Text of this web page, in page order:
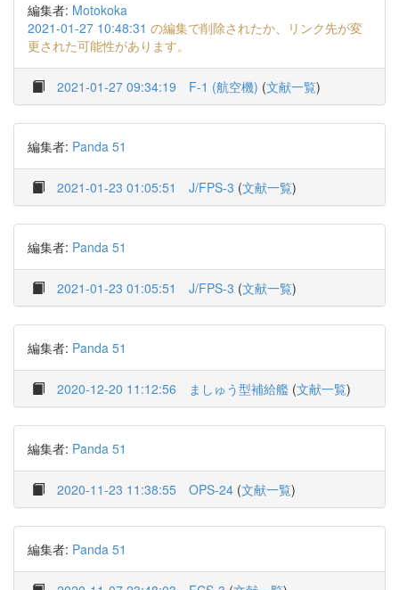
編集者: Motokoka
2021-01-27 10:48:31 の編集で削除されたか、リンク先が変
更された可能性があります。
2021-01-27 09:34:19 F-1 (航空機) (文献一覧)
編集者: Panda 51
2021-01-23 01:05:51 J/FPS-3 (文献一覧)
編集者: Panda 51
2021-01-23 01:05:51 J/FPS-3 (文献一覧)
編集者: Panda 51
2020-12-20 11:12:56 ましゅう型補給艦 (文献一覧)
編集者: Panda 51
2020-11-23 11:38:55 OPS-24 (文献一覧)
編集者: Panda 51